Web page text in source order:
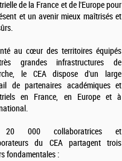
de la France et de l'Europe pour
et un avenir mieux maîtrisés et
au cœur des territoires équipés
grandes infrastructures de
le CEA dispose d'un large
de partenaires académiques et
en France, en Europe et à
20 000 collaboratrices et
du CEA partagent trois
fondamentales :